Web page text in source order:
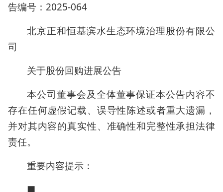
告编号：2025-064
北京正和恒基滨水生态环境治理股份有限公
司
关于股份回购进展公告
本公司董事会及全体董事保证本公告内容不
存在任何虚假记载、误导性陈述或者重大遗漏，
并对其内容的真实性、准确性和完整性承担法律
责任。
重要内容提示：